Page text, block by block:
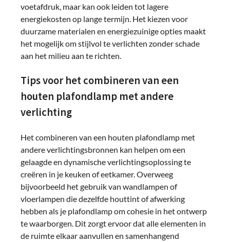
voetafdruk, maar kan ook leiden tot lagere
energiekosten op lange termijn. Het kiezen voor
duurzame materialen en energiezuinige opties maakt
het mogelijk om stijlvol te verlichten zonder schade
aan het milieu aan te richten.
Tips voor het combineren van een
houten plafondlamp met andere
verlichting
Het combineren van een houten plafondlamp met
andere verlichtingsbronnen kan helpen om een
gelaagde en dynamische verlichtingsoplossing te
creëren in je keuken of eetkamer. Overweeg
bijvoorbeeld het gebruik van wandlampen of
vloerlampen die dezelfde houttint of afwerking
hebben als je plafondlamp om cohesie in het ontwerp
te waarborgen. Dit zorgt ervoor dat alle elementen in
de ruimte elkaar aanvullen en samenhangend